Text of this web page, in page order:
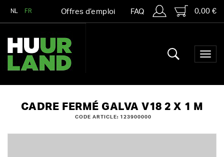
NL FR Offres d’emploi FAQ 0,00 €
CADRE FERMÉ GALVA V18 2 X 1 M
CODE ARTICLE: 123900000